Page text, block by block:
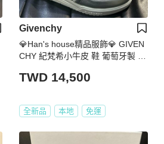
Givenchy
💎Han's house精品服飾💎 GIVEN
CHY 紀梵希小牛皮 鞋 葡萄牙製 原
TWD 14,500
全新品 本地 免運